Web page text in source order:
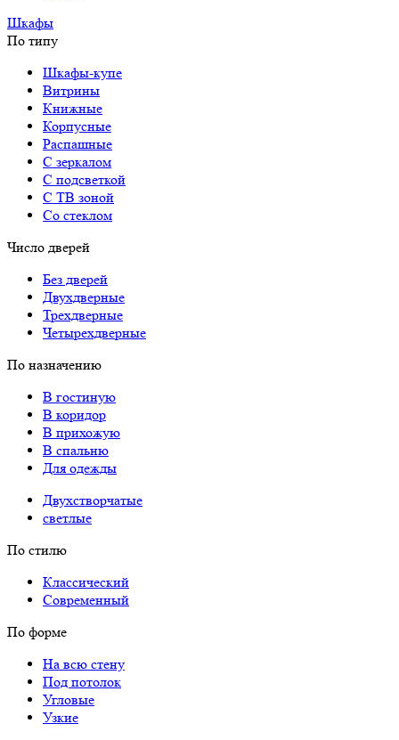
Шкафы
По типу
Шкафы-купе
Витрины
Книжные
Корпусные
Распашные
С зеркалом
С подсветкой
С ТВ зоной
Со стеклом
Число дверей
Без дверей
Двухдверные
Трехдверные
Четырехдверные
По назначению
В гостиную
В коридор
В прихожую
В спальню
Для одежды
Двухстворчатые
светлые
По стилю
Классический
Современный
По форме
На всю стену
Под потолок
Угловые
Узкие